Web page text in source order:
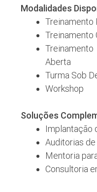
Modalidades
Treinamento
Treinamento
Aberta
Turma Sob
Workshop
Soluções
Implantação
Auditorias de
Mentoria
Consultoria